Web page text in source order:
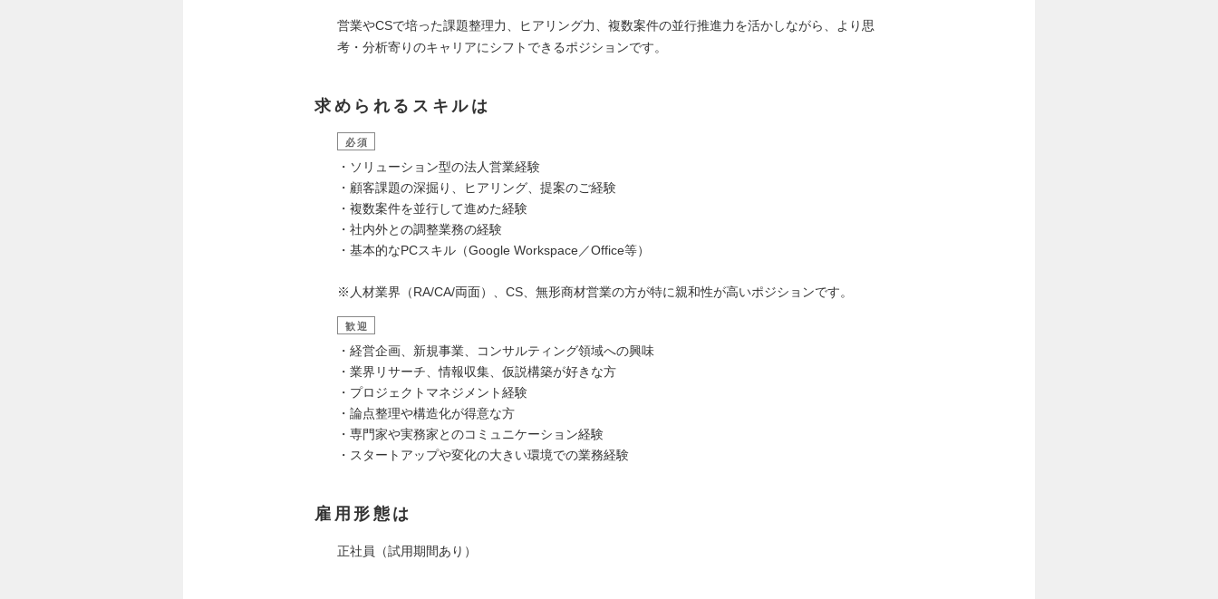
営業やCSで培った課題整理力、ヒアリング力、複数案件の並行推進力を活かしながら、より思
考・分析寄りのキャリアにシフトできるポジションです。
求められるスキルは
必須
・ソリューション型の法人営業経験
・顧客課題の深掘り、ヒアリング、提案のご経験
・複数案件を並行して進めた経験
・社内外との調整業務の経験
・基本的なPCスキル（Google Workspace／Office等）
※人材業界（RA/CA/両面）、CS、無形商材営業の方が特に親和性が高いポジションです。
歓迎
・経営企画、新規事業、コンサルティング領域への興味
・業界リサーチ、情報収集、仮説構築が好きな方
・プロジェクトマネジメント経験
・論点整理や構造化が得意な方
・専門家や実務家とのコミュニケーション経験
・スタートアップや変化の大きい環境での業務経験
雇用形態は
正社員（試用期間あり）